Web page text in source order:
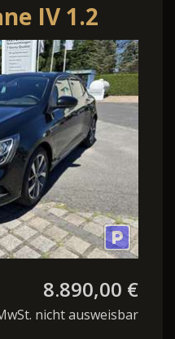
IV 1.2
Edition
8.890,00 €
nicht ausweisbar